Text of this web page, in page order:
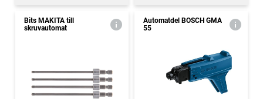
Bits MAKITA till
skruvautomat
Automatdel BOSCH GMA
55